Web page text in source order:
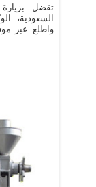
تقضل
السعودية،
واطلع عبر